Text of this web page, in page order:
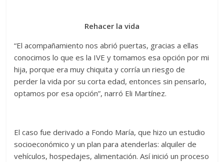
Rehacer la vida
“El acompañamiento nos abrió puertas, gracias a ellas
conocimos lo que es la IVE y tomamos esa opción por mi
hija, porque era muy chiquita y corría un riesgo de
perder la vida por su corta edad, entonces sin pensarlo,
optamos por esa opción”, narró Eli Martínez.
El caso fue derivado a Fondo María, que hizo un estudio
socioeconómico y un plan para atenderlas: alquiler de
vehículos, hospedajes, alimentación. Así inició un proceso